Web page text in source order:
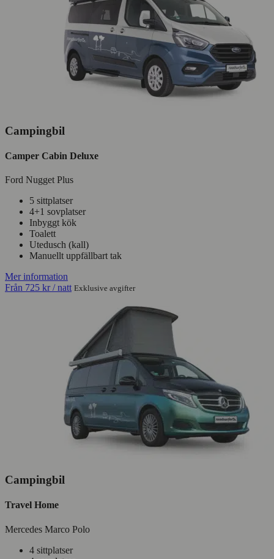
Campingbil
Camper Cabin Deluxe
Ford Nugget Plus
5 sittplatser
4+1 sovplatser
Inbyggt kök
Toalett
Utedusch (kall)
Manuellt uppfällbart tak
Mer information
Från 725 kr / natt Exklusive avgifter
Campingbil
Travel Home
Mercedes Marco Polo
4 sittplatser